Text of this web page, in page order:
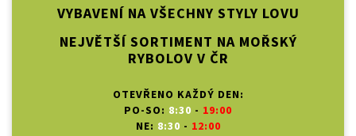
VYBAVENÍ NA VŠECHNY STYLY LOVU
NEJVĚTŠÍ SORTIMENT NA MOŘSKÝ
RYBOLOV V ČR
OTEVŘENO KAŽDÝ DEN:
PO-SO: 8:30 - 19:00
NE: 8:30 - 12:00